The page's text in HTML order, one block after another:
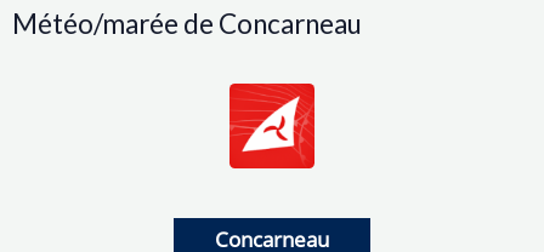
Météo/marée de Concarneau